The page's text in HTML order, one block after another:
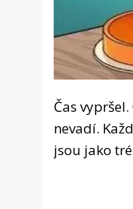
Čas
nevadí.
jsou jako